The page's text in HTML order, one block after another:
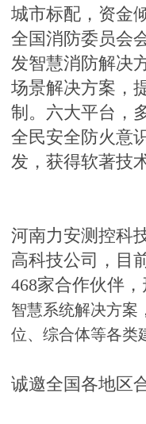
城市标配，资金
全国消防委员会
发智慧消防解决
场景解决方案，
制。六大平台，
全民安全防火意
发，获得软著技
河南力安测控科
高科技公司，目
468家合作伙伴
智慧系统解决方案
位、综合体等各类
诚邀全国各地区